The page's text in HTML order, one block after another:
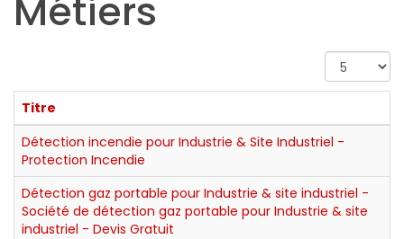
Métiers
Afficher
#
Titre
Détection incendie pour Industrie & Site Industriel -
Protection Incendie
Détection gaz portable pour Industrie & site industriel -
Société de détection gaz portable pour Industrie & site
industriel - Devis Gratuit